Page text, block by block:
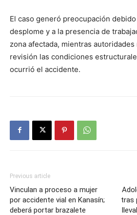
El caso generó preocupación
desplome y a la presencia de
zona afectada, mientras
revisión las condiciones
ocurrió el accidente.
Previous article
Vinculan a proceso a mujer
por accidente vial en Kanasín;
deberá portar brazalete
tras